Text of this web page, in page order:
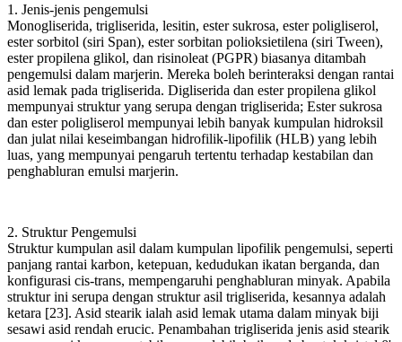
1. Jenis-jenis pengemulsi
Monogliserida, trigliserida, lesitin, ester sukrosa, ester poligliserol,
ester sorbitol (siri Span), ester sorbitan polioksietilena (siri Tween),
ester propilena glikol, dan risinoleat (PGPR) biasanya ditambah
pengemulsi dalam marjerin. Mereka boleh berinteraksi dengan rantai
asid lemak pada trigliserida. Digliserida dan ester propilena glikol
mempunyai struktur yang serupa dengan trigliserida; Ester sukrosa
dan ester poligliserol mempunyai lebih banyak kumpulan hidroksil
dan julat nilai keseimbangan hidrofilik-lipofilik (HLB) yang lebih
luas, yang mempunyai pengaruh tertentu terhadap kestabilan dan
penghabluran emulsi marjerin.
2. Struktur Pengemulsi
Struktur kumpulan asil dalam kumpulan lipofilik pengemulsi, seperti
panjang rantai karbon, ketepuan, kedudukan ikatan berganda, dan
konfigurasi cis-trans, mempengaruhi penghabluran minyak. Apabila
struktur ini serupa dengan struktur asil trigliserida, kesannya adalah
ketara [23]. Asid stearik ialah asid lemak utama dalam minyak biji
sesawi asid rendah erucic. Penambahan trigliserida jenis asid stearik